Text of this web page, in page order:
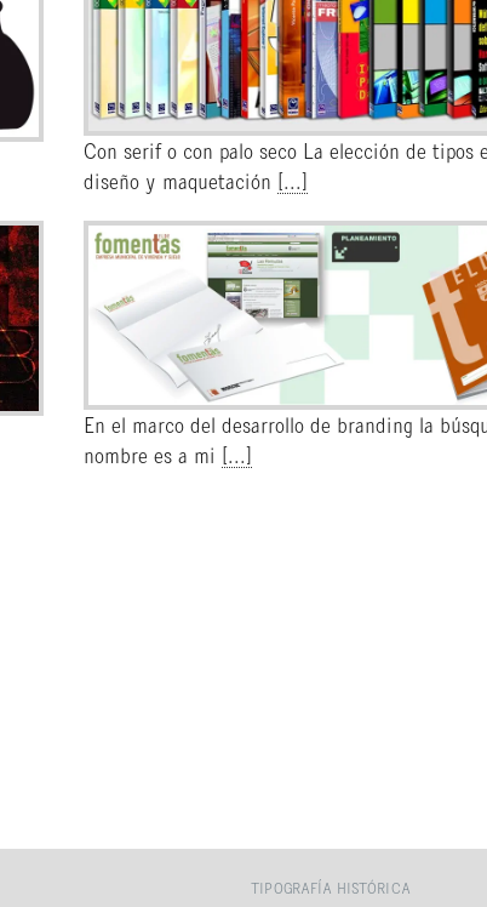
Con serif o con palo seco La elección de tipos
diseño y maquetación
[...]
En el marco del desarrollo de branding la
nombre es a mi
[...]
TIPOGRAFÍA HISTÓRICA